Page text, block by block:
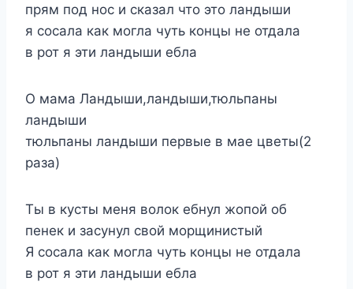
прям под нос и сказал что это ландыши
я сосала как могла чуть концы не отдала
в рот я эти ландыши ебла
О мама Ландыши,ландыши,тюльпаны
ландыши
тюльпаны ландыши первые в мае цветы(2
раза)
Ты в кусты меня волок ебнул жопой об
пенек и засунул свой морщинистый
Я сосала как могла чуть концы не отдала
в рот я эти ландыши ебла